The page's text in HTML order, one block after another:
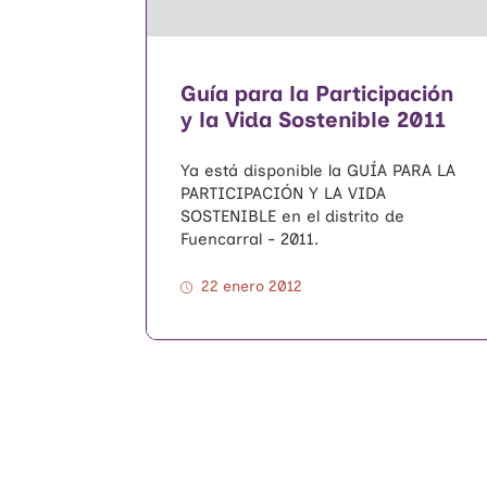
Guía para la Participación
y la Vida Sostenible 2011
Ya está disponible la GUÍA PARA LA
PARTICIPACIÓN Y LA VIDA
SOSTENIBLE en el distrito de
Fuencarral - 2011.
22 enero 2012